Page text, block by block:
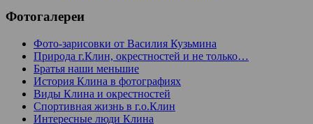
Фотогалереи
Фото-зарисовки от Василия Кузьмина
Природа г.Клин, окрестностей и не только…
Братья наши меньшие
История Клина в фотографиях
Виды Клина и окрестностей
Спортивная жизнь в г.о.Клин
Интересные люди Клина